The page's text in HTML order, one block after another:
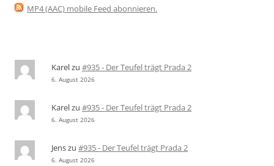
MP4 (AAC) mobile Feed abonnieren.
Karelzu #935 - Der Teufel trägt Prada 2
6. August 2026
Karelzu #935 - Der Teufel trägt Prada 2
6. August 2026
Jenszu #935 - Der Teufel trägt Prada 2
6. August 2026